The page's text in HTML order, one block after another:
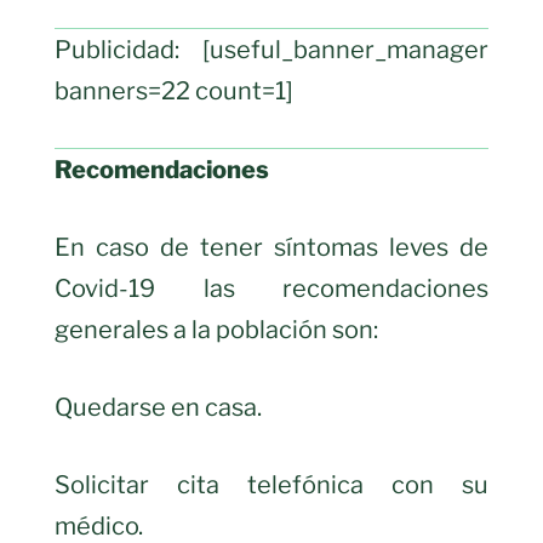
Publicidad: [useful_banner_manager
banners=22 count=1]
Recomendaciones
En caso de tener síntomas leves de
Covid-19 las recomendaciones
generales a la población son:
Quedarse en casa.
Solicitar cita telefónica con su
médico.